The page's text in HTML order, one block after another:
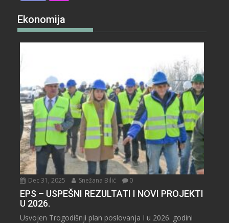
Ekonomija
Dec 31, 2025 Snežana Bilić 0
EPS – USPEŠNI REZULTATI I NOVI PROJEKTI
U 2026.
Usvojen Trogodišnji plan poslovanja I u 2026. godini